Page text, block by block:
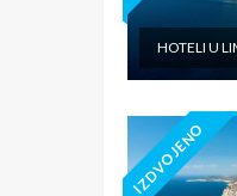
HOTELI U
IZDVOJENO